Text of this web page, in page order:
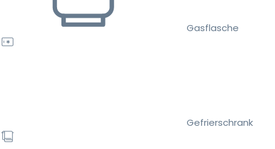
Gasflasche
Gefrierschrank